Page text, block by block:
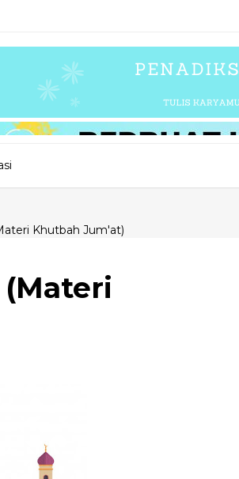
Khutbah Jum'at)